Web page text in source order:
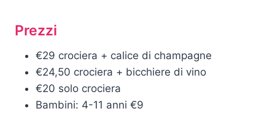
Prezzi
€29 crociera + calice di champagne
€24,50 crociera + bicchiere di vino
€20 solo crociera
Bambini: 4-11 anni €9